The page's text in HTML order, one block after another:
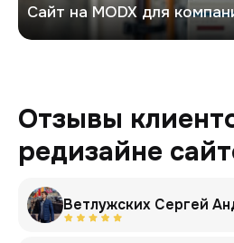
Сайт на MODX для
Отзывы
редизайне
Ветлужских Сергей